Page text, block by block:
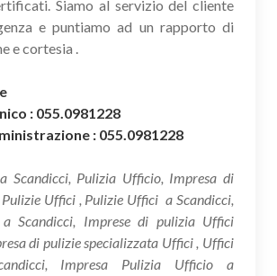
Siamo al servizio del cliente
e puntiamo ad un rapporto di
e cortesia .
: 055.0981228
: 055.0981228
Scandicci, Pulizia Ufficio, Impresa di
Uffici , Pulizie Uffici a Scandicci,
Scandicci, Imprese di pulizia Uffici
di pulizie specializzata Uffici , Uffici
Impresa Pulizia Ufficio a